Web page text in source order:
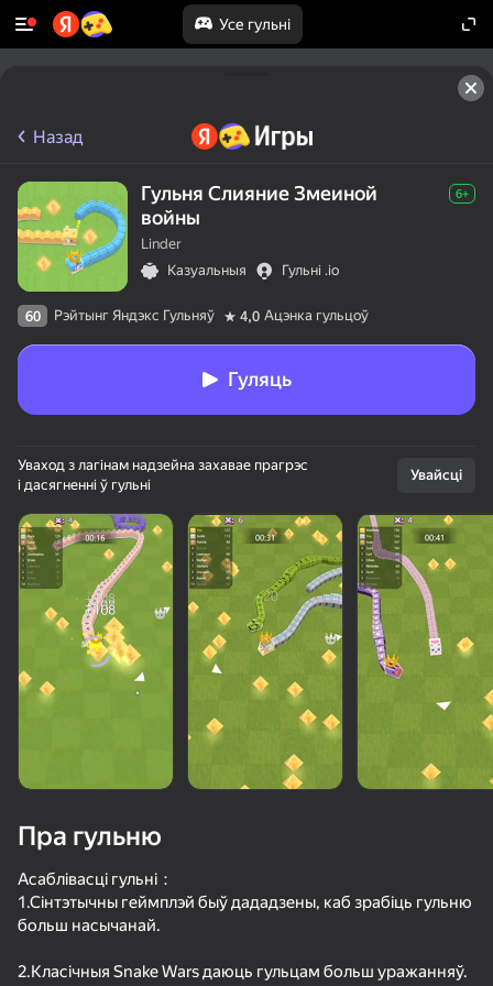
Усе гульні
Назад
Гульня Слияние Змеиной
войны
6+
Linder
Казуальныя
Гульні .io
60 Рэйтынг Яндэкс Гульняў 4,0 Ацэнка гульцоў
Гуляць
Уваход з лагінам надзейна захавае прагрэс
і дасягненні ў гульні
Увайсці
Пра гульню
Асаблівасці гульні：
1.Сінтэтычны геймплэй быў дададзены, каб зрабіць гульню
больш насычанай.
2.Класічныя Snake Wars даюць гульцам больш уражанняў.